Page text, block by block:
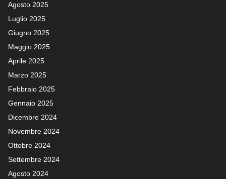
Agosto 2025
Luglio 2025
Giugno 2025
Maggio 2025
Aprile 2025
Marzo 2025
Febbraio 2025
Gennaio 2025
Dicembre 2024
Novembre 2024
Ottobre 2024
Settembre 2024
Agosto 2024